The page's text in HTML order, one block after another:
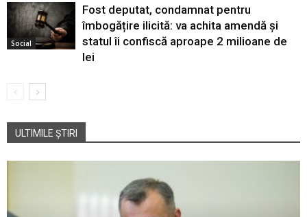
Social
Fost deputat, condamnat pentru
îmbogățire ilicită: va achita amendă și
statul îi confiscă aproape 2 milioane de
lei
ULTIMILE ȘTIRI